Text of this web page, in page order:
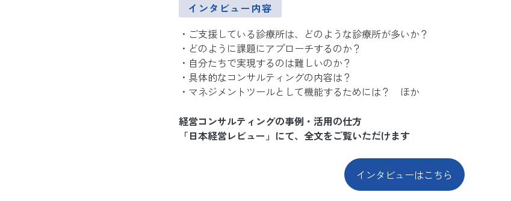
インタビュー内容
ご支援している診療所は、どのような診療所が多いか？
どのように課題にアプローチするのか？
自分たちで実現するのは難しいのか？
具体的なコンサルティングの内容は？
マネジメントツールとして機能するためには？ ほか
経営コンサルティングの事例・活用の仕方
「日本経営レビュー」にて、全文をご覧いただけます
インタビューはこちら